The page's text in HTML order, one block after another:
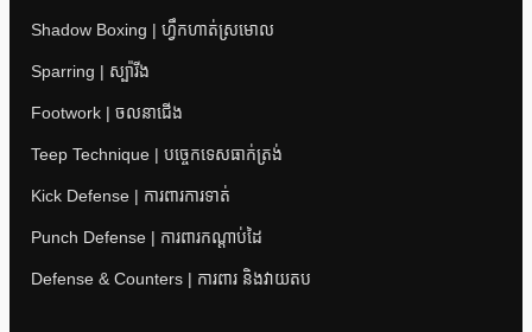
Shadow Boxing | ហ្វឹកហាត់ស្រមោល
Sparring | ស្ប៉ារីង
Footwork | ចលនាជើង
Teep Technique | បច្ចេកទេសធាក់ត្រង់
Kick Defense | ការពារការទាត់
Punch Defense | ការពារកណ្តាប់ដៃ
Defense & Counters | ការពារ និងវាយតប